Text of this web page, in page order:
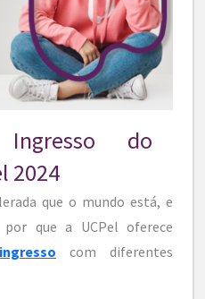
do
2024
que o mundo está, e
que a UCPel oferece
com diferentes